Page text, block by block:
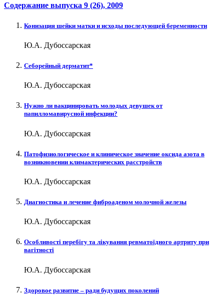
Содержание выпуска 9 (26), 2009
Конизация шейки матки и исходы последующей беременности
Ю.А. Дубоссарская
Себорейный дерматит*
Ю.А. Дубоссарская
Нужно ли вакцинировать молодых девушек от
папилломавирусной инфекции?
Ю.А. Дубоссарская
Пато­фи­зио­ло­ги­че­ское ­и кли­ни­че­ское зна­че­ние окси­да ­азота ­в
возникно­ве­нии кли­мак­те­ри­че­ских рас­стройств
Ю.А. Дубоссарская
Диагностика и лечение фиброаденом молочной железы
Ю.А. Дубоссарская
Особливості перебігу та лікування ревматоїдного артриту при
вагітності
Ю.А. Дубоссарская
Здоровое развитие – ради будущих поколений